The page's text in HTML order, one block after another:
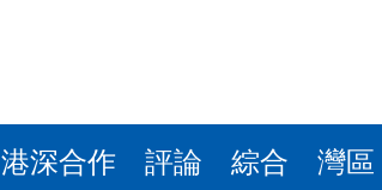
港深合作 評論 綜合 灣區